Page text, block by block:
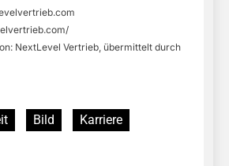
NextLevel Vertrieb, übermittelt durch
Bild Karriere